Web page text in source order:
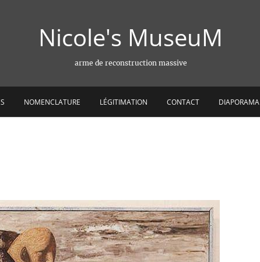
Nicole's MuseuM
arme de reconstruction massive
NOMENCLATURE LÉGITIMATION CONTACT DIAPORAMA